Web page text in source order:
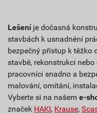
Lešeníje dočasná
stavbách k usnadnění
bezpečný přístup k
stavbě, rekonstrukci
pracovníci snadno a
malování, omítání,
Vyberte si na našem e-
značek HAKI, Krause,